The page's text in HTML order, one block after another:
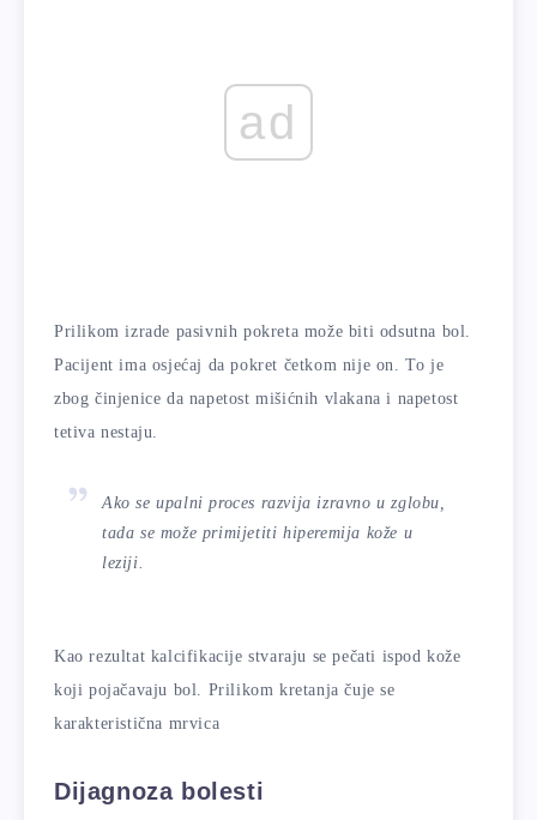
ad
Prilikom izrade pasivnih pokreta može biti odsutna bol.
Pacijent ima osjećaj da pokret četkom nije on. To je
zbog činjenice da napetost mišićnih vlakana i napetost
tetiva nestaju.
Ako se upalni proces razvija izravno u zglobu,
tada se može primijetiti hiperemija kože u
leziji.
Kao rezultat kalcifikacije stvaraju se pečati ispod kože
koji pojačavaju bol. Prilikom kretanja čuje se
karakteristična mrvica
Dijagnoza bolesti